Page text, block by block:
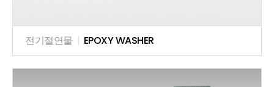
전기절연물 | EPOXY WASHER